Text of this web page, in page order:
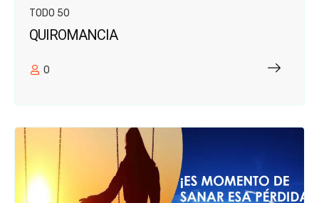
TODO 50
QUIROMANCIA
0